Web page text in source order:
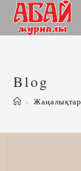
Skip
content
Blog
> Жаңалықтар